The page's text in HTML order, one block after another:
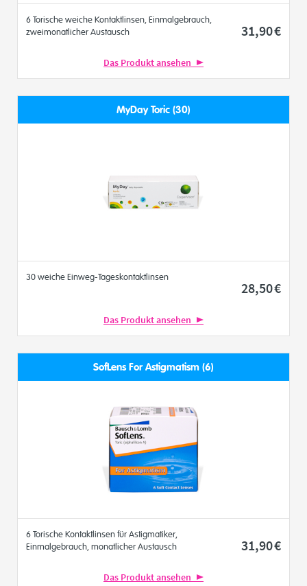
6 Torische weiche Kontaktlinsen, Einmalgebrauch,
zweimonatlicher Austausch
31,90€
Das Produkt ansehen
MyDay Toric (30)
30 weiche Einweg-Tageskontaktlinsen
28,50€
Das Produkt ansehen
SofLens For Astigmatism (6)
6 Torische Kontaktlinsen für Astigmatiker,
Einmalgebrauch, monatlicher Austausch
31,90€
Das Produkt ansehen